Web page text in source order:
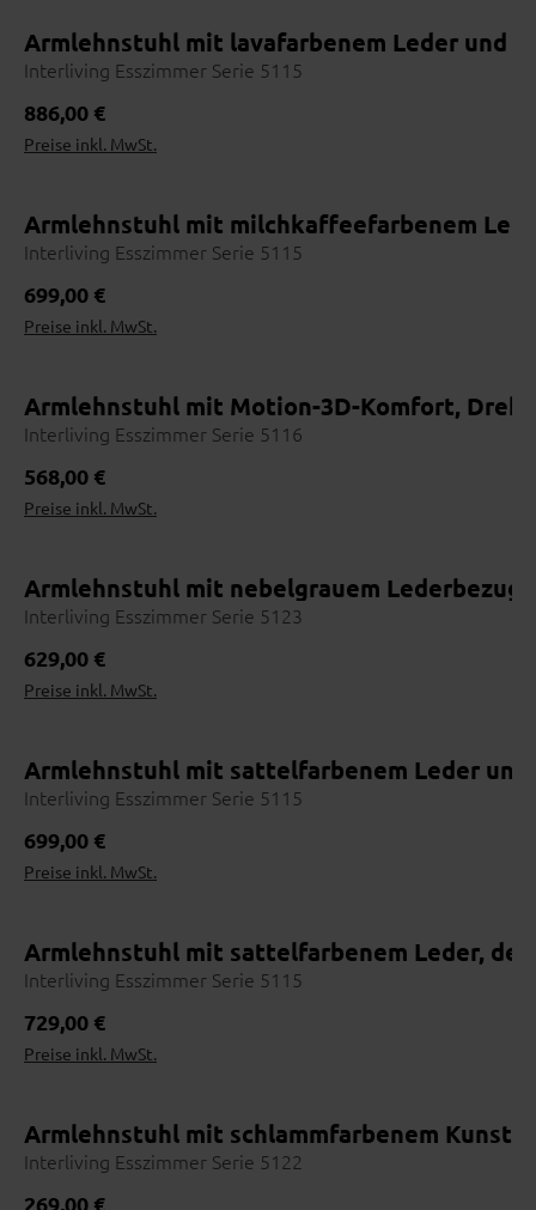
Armlehnstuhl mit lavafarbenem Leder und
Interliving Esszimmer Serie 5115
Regulärer Preis:
886,00 €
Preise inkl. MwSt.
Armlehnstuhl mit milchkaffeefarbenem
Interliving Esszimmer Serie 5115
Regulärer Preis:
699,00 €
Preise inkl. MwSt.
Armlehnstuhl mit Motion-3D-Komfort,
Interliving Esszimmer Serie 5116
Regulärer Preis:
568,00 €
Preise inkl. MwSt.
Armlehnstuhl mit nebelgrauem
Interliving Esszimmer Serie 5123
Regulärer Preis:
629,00 €
Preise inkl. MwSt.
Wohnbeispiel
Armlehnstuhl mit sattelfarbenem Leder
Interliving Esszimmer Serie 5115
Regulärer Preis:
699,00 €
Preise inkl. MwSt.
Armlehnstuhl mit sattelfarbenem Leder,
Interliving Esszimmer Serie 5115
Regulärer Preis:
729,00 €
Preise inkl. MwSt.
Armlehnstuhl mit schlammfarbenem
Interliving Esszimmer Serie 5122
Regulärer Preis:
269,00 €